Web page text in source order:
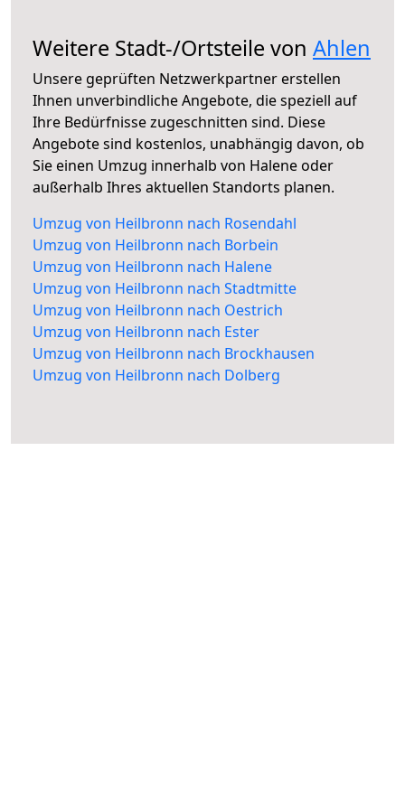
Weitere Stadt-/Ortsteile von Ahlen
Unsere geprüften Netzwerkpartner erstellen
Ihnen unverbindliche Angebote, die speziell auf
Ihre Bedürfnisse zugeschnitten sind. Diese
Angebote sind kostenlos, unabhängig davon, ob
Sie einen Umzug innerhalb von Halene oder
außerhalb Ihres aktuellen Standorts planen.
Umzug von Heilbronn nach Rosendahl
Umzug von Heilbronn nach Borbein
Umzug von Heilbronn nach Halene
Umzug von Heilbronn nach Stadtmitte
Umzug von Heilbronn nach Oestrich
Umzug von Heilbronn nach Ester
Umzug von Heilbronn nach Brockhausen
Umzug von Heilbronn nach Dolberg